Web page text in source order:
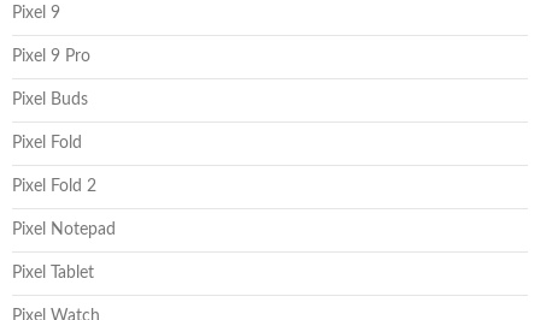
Pixel 9
Pixel 9 Pro
Pixel Buds
Pixel Fold
Pixel Fold 2
Pixel Notepad
Pixel Tablet